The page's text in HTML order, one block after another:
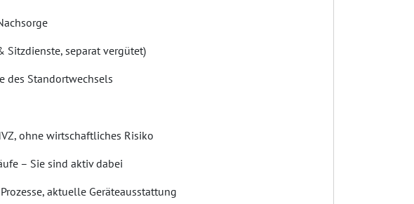
Sitzdienste, separat vergütet)
des Standortwechsels
ohne wirtschaftliches Risiko
– Sie sind aktiv dabei
aktuelle Geräteausstattung